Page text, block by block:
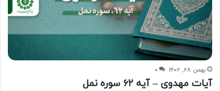
بهمن ۲۸, ۱۴۰۲ ۰
آیات مهدوی – آیه ۶۲ سوره نمل